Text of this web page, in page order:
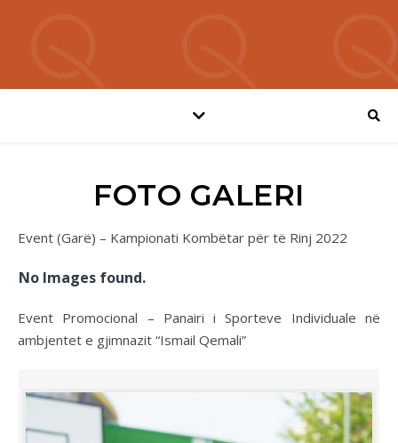
FOTO GALERI
Event (Garë) – Kampionati Kombëtar për të Rinj 2022
No Images found.
Event Promocional – Panairi i Sporteve Individuale në
ambjentet e gjimnazit “Ismail Qemali”